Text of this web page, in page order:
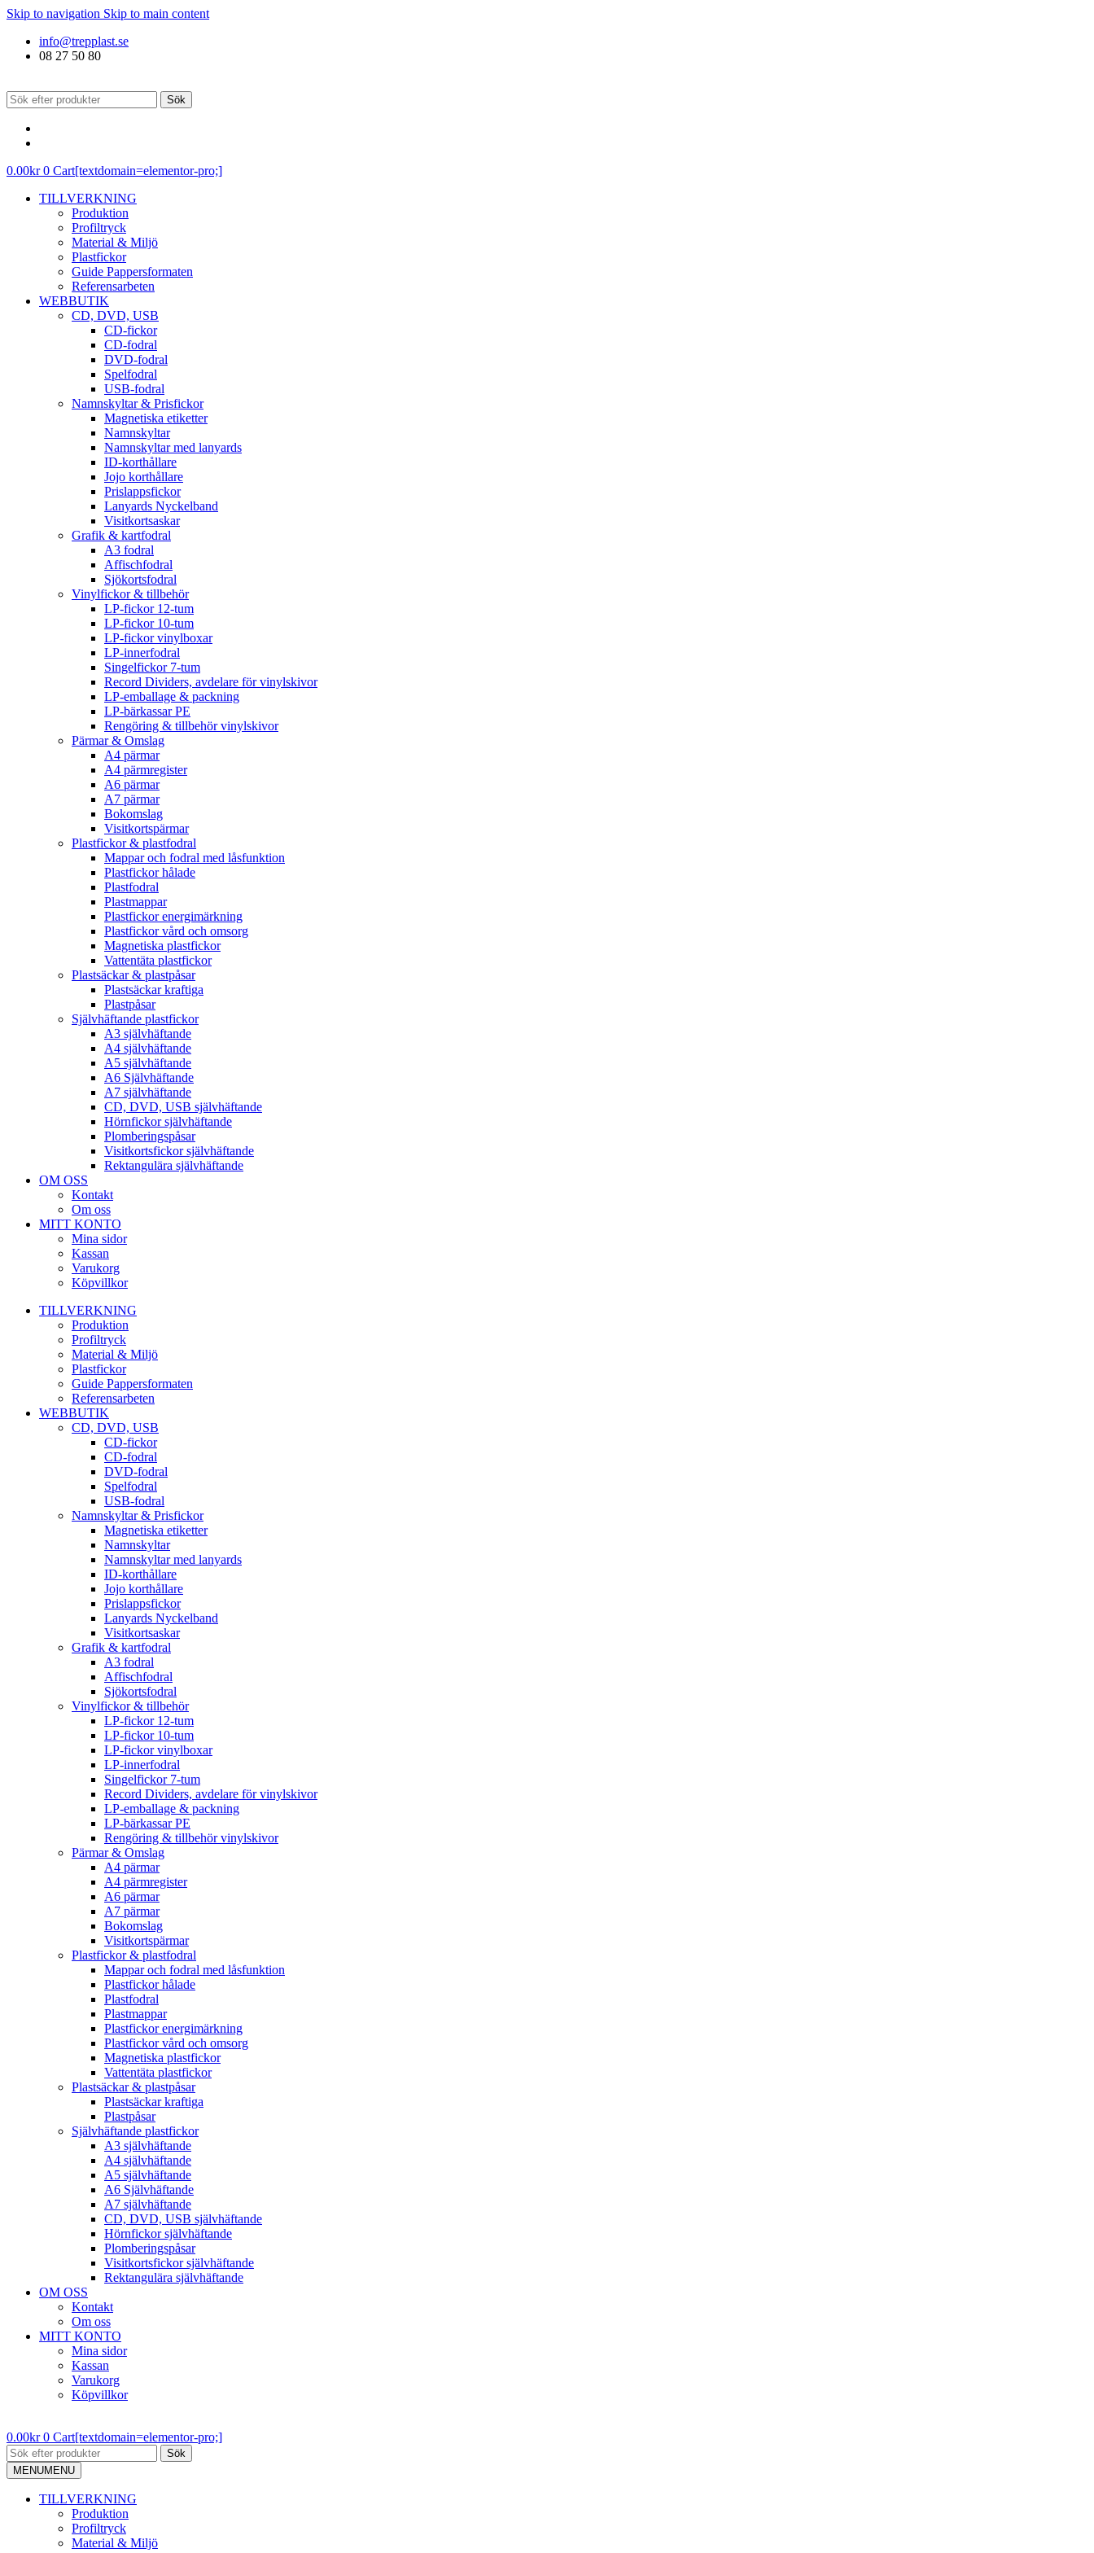
Skip to navigation Skip to main content
info@trepplast.se
08 27 50 80
Sök
0.00kr 0 Cart[textdomain=elementor-pro;]
TILLVERKNING
Produktion
Profiltryck
Material & Miljö
Plastfickor
Guide Pappersformaten
Referensarbeten
WEBBUTIK
CD, DVD, USB
CD-fickor
CD-fodral
DVD-fodral
Spelfodral
USB-fodral
Namnskyltar & Prisfickor
Magnetiska etiketter
Namnskyltar
Namnskyltar med lanyards
ID-korthållare
Jojo korthållare
Prislappsfickor
Lanyards Nyckelband
Visitkortsaskar
Grafik & kartfodral
A3 fodral
Affischfodral
Sjökortsfodral
Vinylfickor & tillbehör
LP-fickor 12-tum
LP-fickor 10-tum
LP-fickor vinylboxar
LP-innerfodral
Singelfickor 7-tum
Record Dividers, avdelare för vinylskivor
LP-emballage & packning
LP-bärkassar PE
Rengöring & tillbehör vinylskivor
Pärmar & Omslag
A4 pärmar
A4 pärmregister
A6 pärmar
A7 pärmar
Bokomslag
Visitkortspärmar
Plastfickor & plastfodral
Mappar och fodral med låsfunktion
Plastfickor hålade
Plastfodral
Plastmappar
Plastfickor energimärkning
Plastfickor vård och omsorg
Magnetiska plastfickor
Vattentäta plastfickor
Plastsäckar & plastpåsar
Plastsäckar kraftiga
Plastpåsar
Självhäftande plastfickor
A3 självhäftande
A4 självhäftande
A5 självhäftande
A6 Självhäftande
A7 självhäftande
CD, DVD, USB självhäftande
Hörnfickor självhäftande
Plomberingspåsar
Visitkortsfickor självhäftande
Rektangulära självhäftande
OM OSS
Kontakt
Om oss
MITT KONTO
Mina sidor
Kassan
Varukorg
Köpvillkor
TILLVERKNING
Produktion
Profiltryck
Material & Miljö
Plastfickor
Guide Pappersformaten
Referensarbeten
WEBBUTIK
CD, DVD, USB
CD-fickor
CD-fodral
DVD-fodral
Spelfodral
USB-fodral
Namnskyltar & Prisfickor
Magnetiska etiketter
Namnskyltar
Namnskyltar med lanyards
ID-korthållare
Jojo korthållare
Prislappsfickor
Lanyards Nyckelband
Visitkortsaskar
Grafik & kartfodral
A3 fodral
Affischfodral
Sjökortsfodral
Vinylfickor & tillbehör
LP-fickor 12-tum
LP-fickor 10-tum
LP-fickor vinylboxar
LP-innerfodral
Singelfickor 7-tum
Record Dividers, avdelare för vinylskivor
LP-emballage & packning
LP-bärkassar PE
Rengöring & tillbehör vinylskivor
Pärmar & Omslag
A4 pärmar
A4 pärmregister
A6 pärmar
A7 pärmar
Bokomslag
Visitkortspärmar
Plastfickor & plastfodral
Mappar och fodral med låsfunktion
Plastfickor hålade
Plastfodral
Plastmappar
Plastfickor energimärkning
Plastfickor vård och omsorg
Magnetiska plastfickor
Vattentäta plastfickor
Plastsäckar & plastpåsar
Plastsäckar kraftiga
Plastpåsar
Självhäftande plastfickor
A3 självhäftande
A4 självhäftande
A5 självhäftande
A6 Självhäftande
A7 självhäftande
CD, DVD, USB självhäftande
Hörnfickor självhäftande
Plomberingspåsar
Visitkortsfickor självhäftande
Rektangulära självhäftande
OM OSS
Kontakt
Om oss
MITT KONTO
Mina sidor
Kassan
Varukorg
Köpvillkor
0.00kr 0 Cart[textdomain=elementor-pro;]
Sök
MENUMENU
TILLVERKNING
Produktion
Profiltryck
Material & Miljö